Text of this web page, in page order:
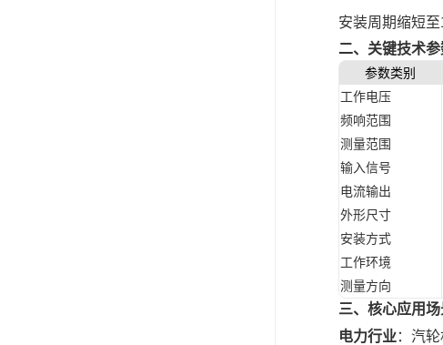
安装周期缩短
二、关键技术参
参数类别
工作电压
频响范围
测量范围
输入信号
电流输出
外形尺寸
安装方式
工作环境
测量方向
三、核心应用场
电力行业：汽